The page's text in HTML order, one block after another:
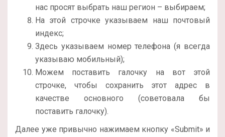
нас просят выбрать наш регион – выбираем;
На этой строчке указываем наш почтовый
индекс;
Здесь указываем номер телефона (я всегда
указываю мобильный);
Можем поставить галочку на вот этой
строчке, чтобы сохранить этот адрес в
качестве основного (советовала бы
поставить галочку).
Далее уже привычно нажимаем кнопку «Submit» и